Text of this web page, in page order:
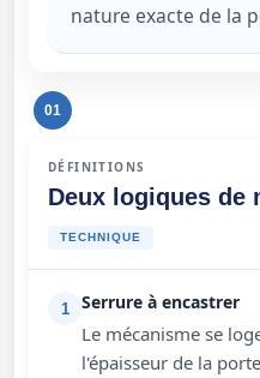
nature exacte de la
01
DÉFINITIONS
Deux logiques de
TECHNIQUE
1 Serrure à encastrer
Le mécanisme se
l'épaisseur de la